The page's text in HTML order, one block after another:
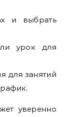
и выбрать
урок для
для занятий
уверенно